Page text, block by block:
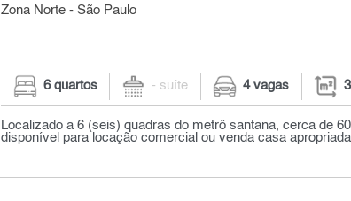
Zona Norte - São Paulo
6 quartos - suíte 4 vagas
Localizado a 6 (seis) quadras do metrô santana, cerca de
disponível para locação comercial ou venda casa